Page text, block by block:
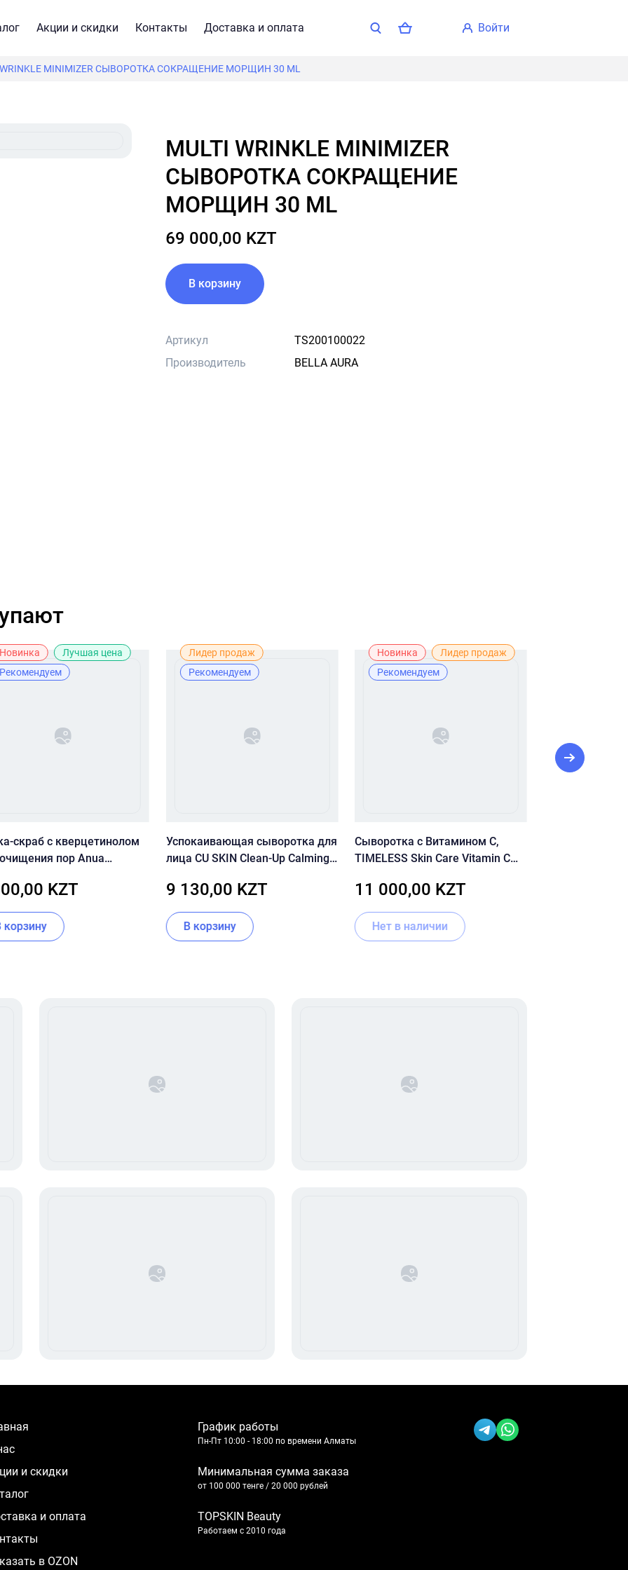
Акции и скидки Контакты Доставка и оплата войти
WRINKLE MINIMIZER СЫВОРОТКА СОКРАЩЕНИЕ МОРЩИН 30 ML
MULTI WRINKLE MINIMIZER
СЫВОРОТКА СОКРАЩЕНИЕ
МОРЩИН 30 ML
69 000,00 KZT
В корзину
Артикул
TS200100022
Производитель
BELLA AURA
Новинка
Лучшая цена
Рекомендуем
скраб с кверцетинолом
пор Anua
FoamKZT
В корзину
Лидер продаж
Рекомендуем
Успокаивающая сыворотка для
лица CU SKIN Clean-Up Calming
9 130,00 KZT
В корзину
Новинка
Лидер продаж
Рекомендуем
Сыворотка с Витамином С,
TIMELESS Skin Care Vitamin C
11 000,00 KZT
Нет в наличии
нас
и скидки
и оплата
в OZON
График работы
Пн-Пт 10:00 - 18:00 по времени Алматы
Минимальная сумма заказа
от 100 000 тенге / 20 000 рублей
TOPSKIN Beauty
Работаем с 2010 года